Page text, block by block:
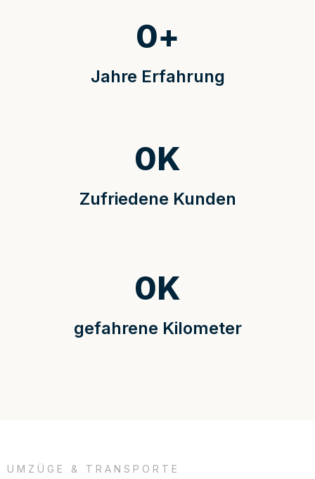
Jahre Erfahrung
0+
Zufriedene Kunden
0K
gefahrene Kilometer
0K
UMZÜGE & TRANSPORTE